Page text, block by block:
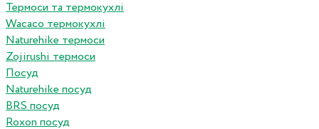
Термоси та термокухлі
Wacaco термокухлі
Naturehike термоси
Zojirushi термоси
Посуд
Naturehike посуд
BRS посуд
Roxon посуд